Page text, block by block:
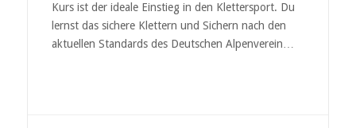
Kurs ist der ideale Einstieg in den Klettersport. Du
lernst das sichere Klettern und Sichern nach den
aktuellen Standards des Deutschen Alpenvereins